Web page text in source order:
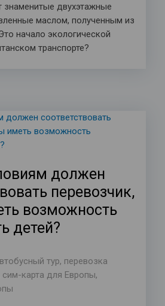
двухэтажные
маслом, полученным из
начало экологической
транспорте?
должен
перевозчик,
возможность
детей?
тур, перевозка
сим-карта для Европы,